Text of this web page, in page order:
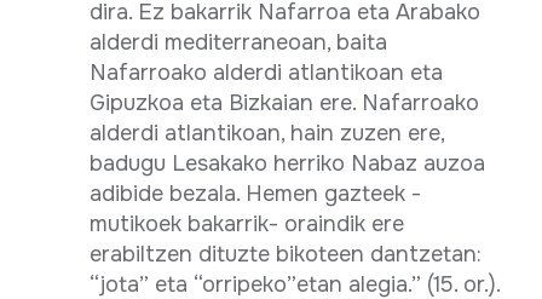
dira. Ez bakarrik Nafarroa eta Arabako
alderdi mediterraneoan, baita
Nafarroako alderdi atlantikoan eta
Gipuzkoa eta Bizkaian ere. Nafarroako
alderdi atlantikoan, hain zuzen ere,
badugu Lesakako herriko Nabaz auzoa
adibide bezala. Hemen gazteek -
mutikoek bakarrik- oraindik ere
erabiltzen dituzte bikoteen dantzetan:
“jota” eta “orripeko”etan alegia.” (15. or.).